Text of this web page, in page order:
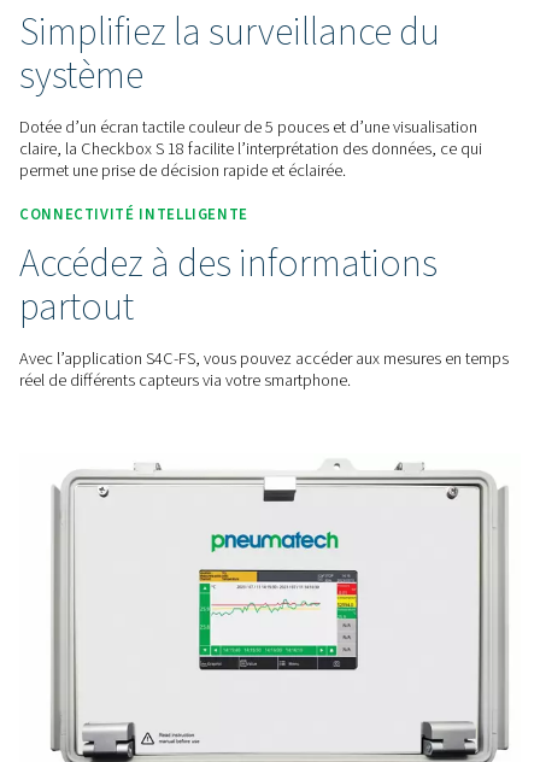
PRÉSENTATION COMPLÈTE
Surveillez plusieurs
La Check Box S 18 se connecte à un maximum de 18
suivant les paramètres clés tels que le débit, la pression et la
consommation d’énergie pour fournir une vue complète des
performances du système.
CONTRÔLE INTUITIF
Simplifiez la surveillance
Dotée d’un écran tactile couleur de 5 pouces et d’une
claire, la Checkbox S 18 facilite l’interprétation des
permet une prise de décision rapide et éclairée.
CONNECTIVITÉ INTELLIGENTE
Accédez à des
partout